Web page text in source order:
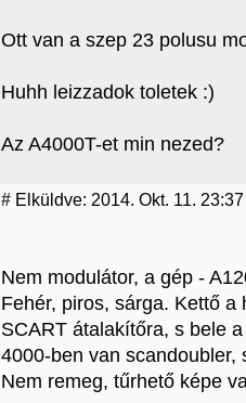
Ott van a szep 23 polusu
Huhh leizzadok toletek :)
Az A4000T-et min nezed?
# Elküldve: 2014. Okt. 11. 23:37
Nem modulátor, a gép -
Fehér, piros, sárga. Kettő
SCART átalakítőra, s bele
4000-ben van scandoubler,
Nem remeg, tűrhető képe